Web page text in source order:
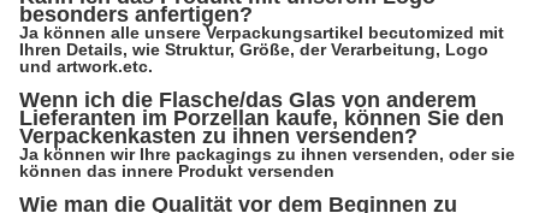
besonders anfertigen?
Ja können alle unsere Verpackungsartikel becutomized mit
Ihren Details, wie Struktur, Größe, der Verarbeitung, Logo
und artwork.etc.
Wenn ich die Flasche/das Glas von anderem
Lieferanten im Porzellan kaufe, können Sie den
Verpackenkasten zu ihnen versenden?
Ja können wir Ihre packagings zu ihnen versenden, oder sie
können das innere Produkt versenden
Wie man die Qualität vor dem Beginnen zu